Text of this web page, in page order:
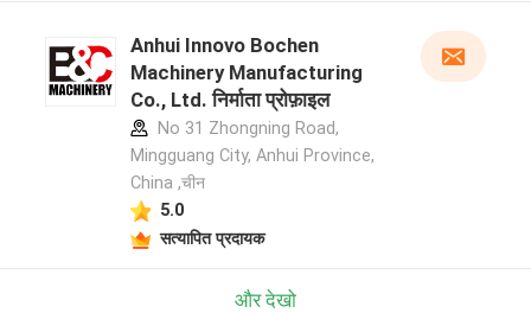
Anhui Innovo Bochen
Machinery Manufacturing
Co., Ltd. निर्माता प्रोफ़ाइल
No 31 Zhongning Road,
Mingguang City, Anhui Province,
China ,चीन
5.0
सत्यापित प्रदायक
और देखो